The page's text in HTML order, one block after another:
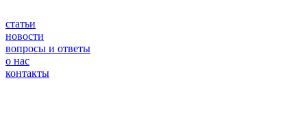
статьи
новости
вопросы и ответы
о нас
контакты